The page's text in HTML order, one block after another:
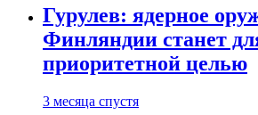
Гурулев: ядерное
Финляндии станет
приоритетной целью
3 месяца спустя